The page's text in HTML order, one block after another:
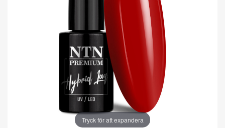
Tryck för att expandera